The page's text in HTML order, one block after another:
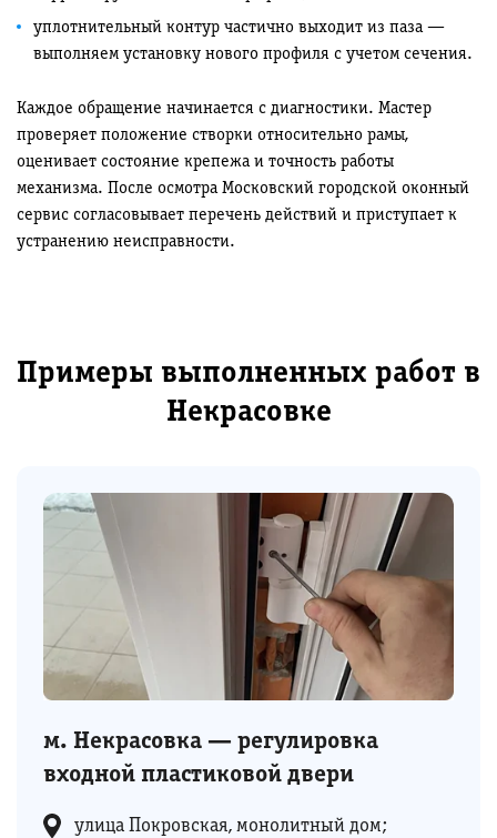
уплотнительный контур частично выходит из паза —
выполняем установку нового профиля с учетом сечения.
Каждое обращение начинается с диагностики. Мастер
проверяет положение створки относительно рамы,
оценивает состояние крепежа и точность работы
механизма. После осмотра Московский городской оконный
сервис согласовывает перечень действий и приступает к
устранению неисправности.
Примеры выполненных работ в
Некрасовке
м. Некрасовка — регулировка
входной пластиковой двери
улица Покровская, монолитный дом;